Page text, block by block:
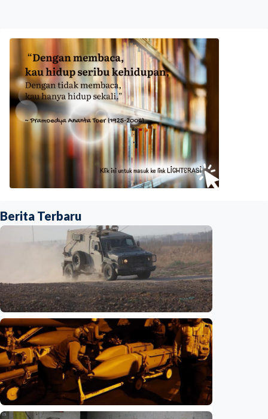
Berita Terbaru
Internasional
Netanyahu bersikeras pertahankan pasukan
di Gaza, tolak draf kesepakatan Trump
Indonesia 05 Aug 2026